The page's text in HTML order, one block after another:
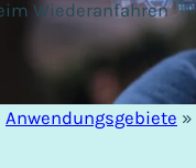
Wiederanfahren
Anwendungsgebiete »